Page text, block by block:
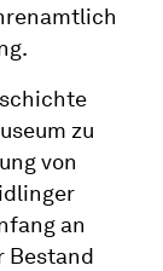
zu
von
an
Bestand